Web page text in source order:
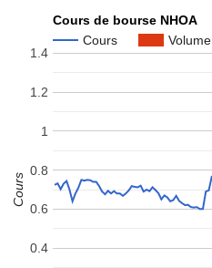
Cours de bourse NHOA
Cours
Volume
0.4
0.6
0.8
1
1.2
1.4
Cours